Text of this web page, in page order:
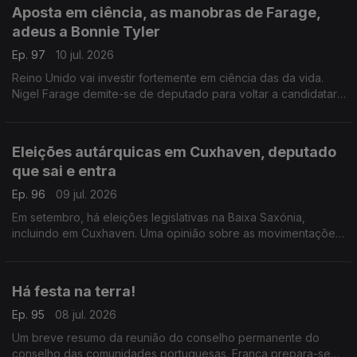
Aposta em ciência, as manobras de Farage,
adeus a Bonnie Tyler
Ep. 97
10 jul. 2026
Reino Unido vai investir fortemente em ciência das da vida.
Nigel Farage demite-se de deputado para voltar a candidatar-
Eleições autárquicas em Cuxhaven, deputado
que sai e entra
Ep. 96
09 jul. 2026
Em setembro, há eleições legislativas na Baixa Saxónia,
incluindo em Cuxhaven. Uma opinião sobre as movimentações
Há festa na terra!
Ep. 95
08 jul. 2026
Um breve resumo da reunião do conselho permanente do
conselho das comunidades portuguesas. França prepara-se